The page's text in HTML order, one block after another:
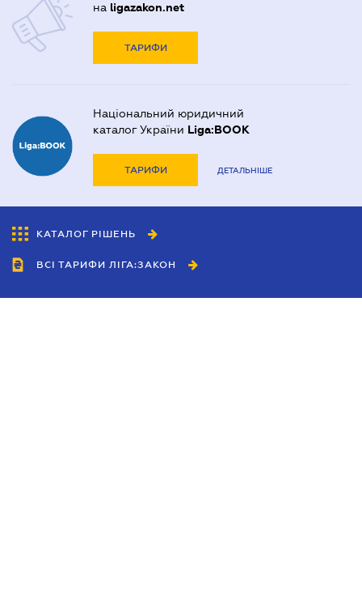
на ligazakon.net
ТАРИФИ
Національний юридичний
каталог України Liga:BOOK
ТАРИФИ ДЕТАЛЬНІШЕ
КАТАЛОГ РІШЕНЬ
ВСІ ТАРИФИ ЛІГА:ЗАКОН